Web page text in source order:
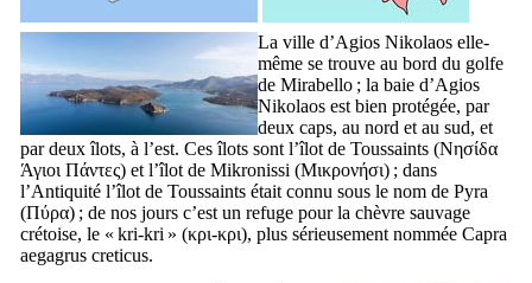
La ville d’Agios Nikolaos elle-
même se trouve au bord du golfe
de Mirabello ; la baie d’Agios
Nikolaos est bien protégée, par
deux caps, au nord et au sud, et
par deux îlots, à l’est. Ces îlots sont l’îlot de Toussaints (Νησίδα
Άγιοι Πάντες) et l’îlot de Mikronissi (Μικρονήσι) ; dans
l’Antiquité l’îlot de Toussaints était connu sous le nom de Pyra
(Πύρα) ; de nos jours c’est un refuge pour la chèvre sauvage
crétoise, le « kri-kri » (κρι-κρι), plus sérieusement nommée Capra
aegagrus creticus.